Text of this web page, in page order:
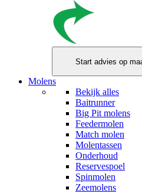
Molens
Bekijk alles
Baitrunner
Big Pit molens
Feedermolen
Match molen
Molentassen
Onderhoud
Reservespoel
Spinmolen
Zeemolens